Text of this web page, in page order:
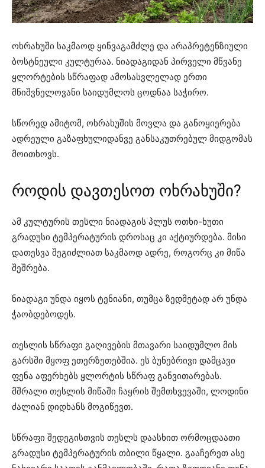
ოხრახუში საკმაოდ ყინვაგამძლე და არაპრეტენზიული
ბოსტნეული კულტურაა. ნიადაგიდან პირველი მწვანე
ყლორტების სწრაფად ამოსასვლელად ერთი
მნიშვნელოვანი საიდუმლოს ცოდნაა საჭირო.
სწორედ ამიტომ, ოხრახუშის მოვლა და განოყიერება
ადრეული გაზაფხულიდანვე განსაკუთრებულ მიდგომას
მოითხოვს.
როდის დავთესოთ ოხრახუში?
ამ კულტურის თესლი ნიადაგის პლუს ოთხი-ხუთი
გრადუსი ტემპერატურის დროსაც კი აქტიურდება. მისი
დათესვა შეგიძლიათ საკმაოდ ადრე, როგორც კი მიწა
შეშრება.
ნიადაგი უნდა იყოს ტენიანი, თუმცა ზედმეტად არ უნდა
ჭაობდებოდეს.
თესლის სწრაფი გაღივების მთავარი საიდუმლო მის
გარსში მყოფ ეთერზეთებშია. ეს ბუნებრივი დამცავი
ფენა აფერხებს ყლორტის სწრაფ განვითარებას.
მშრალი თესლის მიწაში ჩაყრის შემთხვევაში, ლოდინი
ძალიან დიდხანს მოგიწევთ.
სწრაფი შედეგისთვის თესლს დაასხით ორმოცდაათი
გრადუსი ტემპერატურის თბილი წყალი. გააჩერეთ ასე